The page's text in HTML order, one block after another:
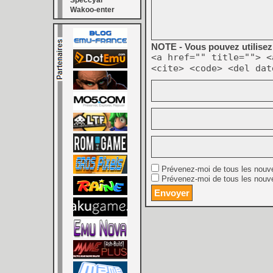
Wakoo-enter
NOTE - Vous pouvez
<a href="" title="">
<cite> <code> <del
Prévenez-moi de tous les
Prévenez-moi de tous les